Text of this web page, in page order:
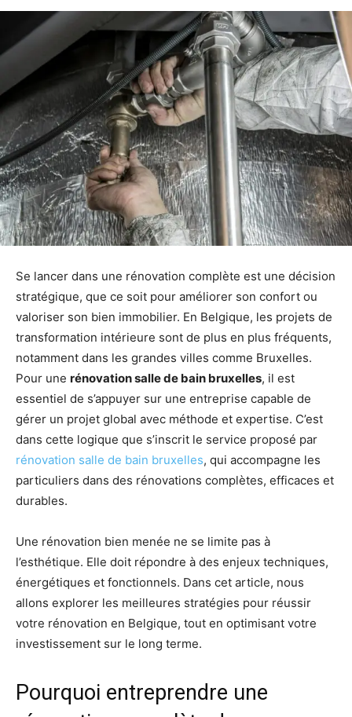
Se lancer dans une rénovation complète est une décision
stratégique, que ce soit pour améliorer son confort ou
valoriser son bien immobilier. En Belgique, les projets de
transformation intérieure sont de plus en plus fréquents,
notamment dans les grandes villes comme Bruxelles.
Pour une rénovation salle de bain bruxelles, il est
essentiel de s’appuyer sur une entreprise capable de
gérer un projet global avec méthode et expertise. C’est
dans cette logique que s’inscrit le service proposé par
rénovation salle de bain bruxelles, qui accompagne les
particuliers dans des rénovations complètes, efficaces et
durables.
Une rénovation bien menée ne se limite pas à
l’esthétique. Elle doit répondre à des enjeux techniques,
énergétiques et fonctionnels. Dans cet article, nous
allons explorer les meilleures stratégies pour réussir
votre rénovation en Belgique, tout en optimisant votre
investissement sur le long terme.
Pourquoi entreprendre une